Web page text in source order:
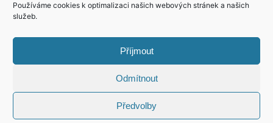
Používáme cookies k optimalizaci našich webových stránek a našich
služeb.
Příjmout
Odmítnout
Předvolby
KONTAKT
Copyright © 2026 VIP Bulvár, All Rights